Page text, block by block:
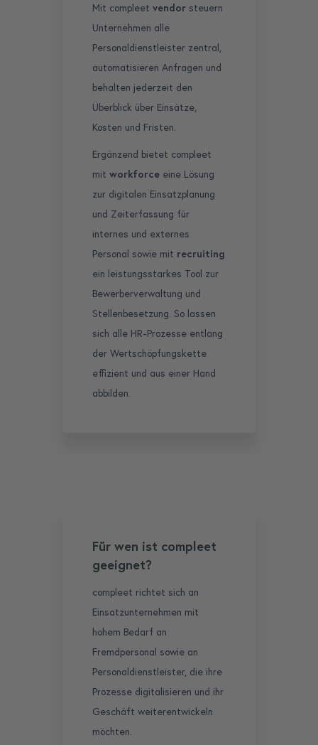
Mit compleet vendor steuern
Unternehmen alle
Personaldienstleister zentral,
automatisieren Anfragen und
behalten jederzeit den
Überblick über Einsätze,
Kosten und Fristen.
Ergänzend bietet compleet
mit workforce eine Lösung
zur digitalen Einsatzplanung
und Zeiterfassung für
internes und externes
Personal sowie mit recruiting
ein leistungsstarkes Tool zur
Bewerberverwaltung und
Stellenbesetzung. So lassen
sich alle HR-Prozesse entlang
der Wertschöpfungskette
effizient und aus einer Hand
abbilden.
Für wen ist compleet
geeignet?
compleet richtet sich an
Einsatzunternehmen mit
hohem Bedarf an
Fremdpersonal sowie an
Personaldienstleister, die ihre
Prozesse digitalisieren und ihr
Geschäft weiterentwickeln
möchten.